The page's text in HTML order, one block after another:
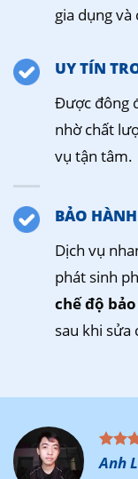
gia dụng và
UY TÍN
Được đông
nhờ chất
vụ tận tâm.
BẢO
Dịch vụ
phát sinh
chế độ
sau khi sửa
Anh